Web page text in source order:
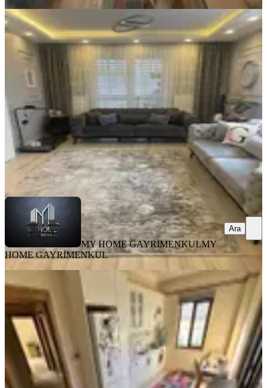
MANZARALI
%
Tekirdağ Çorlu Önerler'de Satılık 3+1
Ara Kat Site İçi Daire
Çorlu, Önerler Mahallesi
·
9.750.000 ₺10.000.000 ₺
MY HOME GAYRİMENKULMY HOME GAYRİMENKUL
Ara
MY HOME GAYRİMENKULMY
HOME GAYRİMENKUL
Ara
Önerler Site İçi 3+1 Arakat 165m2
Çorlu, Önerler Mahallesi
175 m² 2. Kat ·22.05.2026
9.000.000 ₺Geri Dönüş: 15 yıl